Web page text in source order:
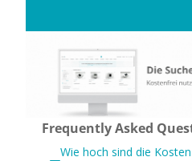
Frequently Asked
Wie hoch sind die